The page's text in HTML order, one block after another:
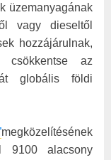
üzemanyagának
vagy dieseltől
hozzájárulnak,
az
globális földi
megközelítésének
9100 alacsony